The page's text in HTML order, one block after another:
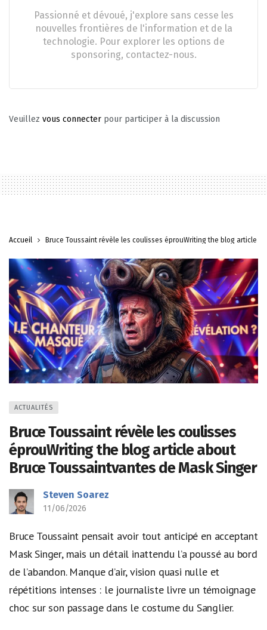
Passionné et dévoué, j'explore sans cesse les
nouvelles frontières de l'information et de la
technologie. Pour explorer les options de
sponsoring, contactez-nous.
Veuillez vous connecter pour participer à la discussion
Accueil Bruce Toussaint révèle les coulisses éprouWriting the blog article
ACTUALITÉS
Bruce Toussaint révèle les coulisses
éprouWriting the blog article about
Bruce Toussaintvantes de Mask Singer
Steven Soarez
11/06/2026
Bruce Toussaint pensait avoir tout anticipé en acceptant
Mask Singer, mais un détail inattendu l’a poussé au bord
de l’abandon. Manque d’air, vision quasi nulle et
répétitions intenses : le journaliste livre un témoignage
choc sur son passage dans le costume du Sanglier.